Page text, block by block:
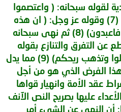
لقوله سبحانه: ( واعتصموا
بحبل الله جميعا ولا تفرقوا) (7) وقوله عز وجل: ( ان هذه
امتكم أمة واحدة وانا ربكم فاعبدون) (8) ثم نهى سبحانه
عن التفرق والتنازع بقوله
جل شأنه: (ولا تنازعوا فتفشلوا وتذهب ريحكم) (9) مما يدل
الفرض الذي هو من أجل
عقد الأمة وانهيار قواها
عليها بصريح النص الآنف
أن النهي عن الشيء أمر